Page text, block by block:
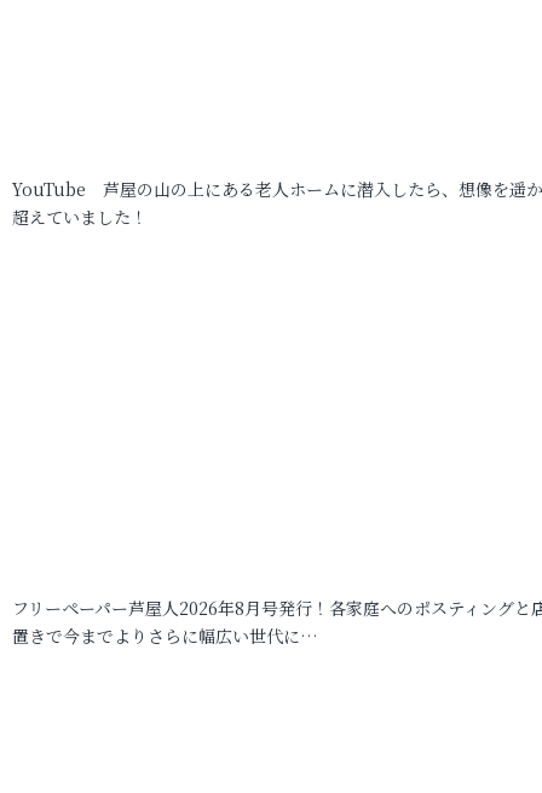
YouTube 芦屋の山の上にある老人ホームに潜入したら、想像を遥
超えていました！
フリーペーパー芦屋人2026年8月号発行！各家庭へのポスティングと
置きで今までよりさらに幅広い世代に…